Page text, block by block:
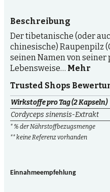
Beschreibung
Der tibetanische (oder
chinesische) Raupenpilz
seinen Namen von seiner
Lebensweise… Mehr
Trusted Shops
Wirkstoffe pro Tag (2 Kapseln)
Cordyceps sinensis-Extrakt
* % der Nährstoffbezugsmenge
** keine Referenz vorhanden
Einnahmeempfehlung